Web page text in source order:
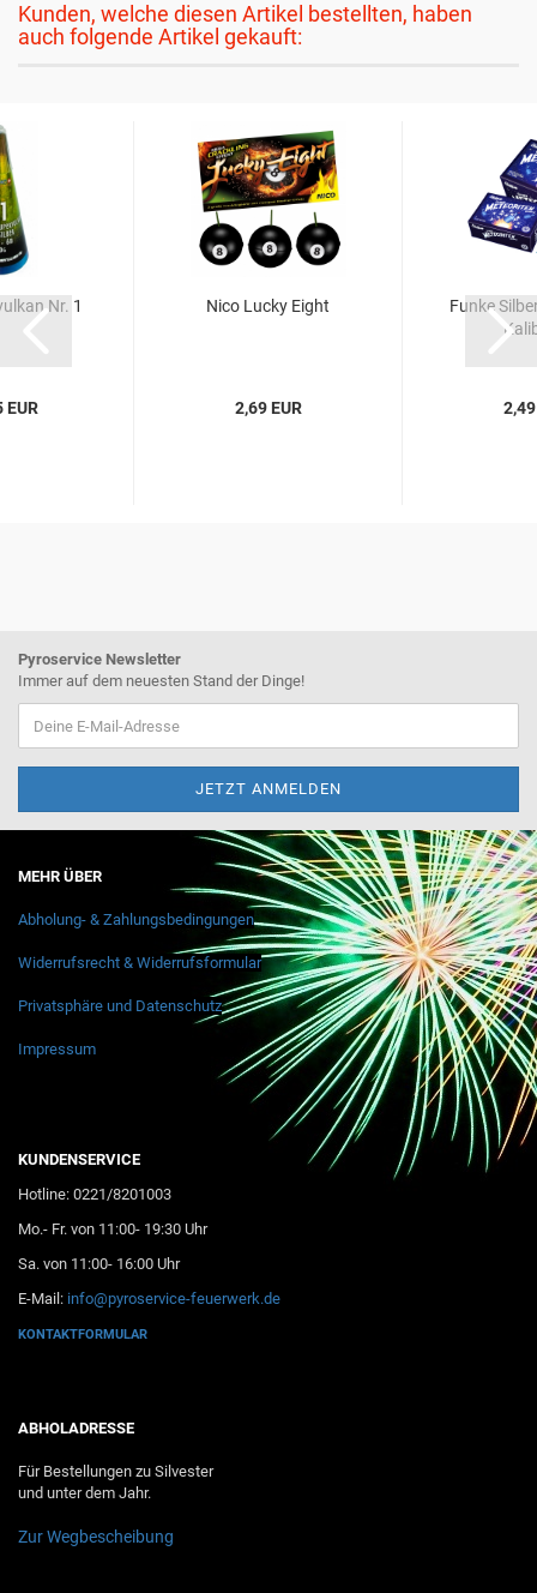
Kunden, welche diesen Artikel bestellten, haben
auch folgende Artikel gekauft:
Nr. 1
EUR
Nico Lucky Eight
2,69 EUR
Funke
2,49
Pyroservice Newsletter
Immer auf dem neuesten Stand der Dinge!
MEHR ÜBER
Abholung- & Zahlungsbedingungen
Widerrufsrecht & Widerrufsformular
Privatsphäre und Datenschutz
Impressum
KUNDENSERVICE
Hotline: 0221/8201003
Mo.- Fr. von 11:00- 19:30 Uhr
Sa. von 11:00- 16:00 Uhr
E-Mail: info@pyroservice-feuerwerk.de
KONTAKTFORMULAR
ABHOLADRESSE
Für Bestellungen zu Silvester
und unter dem Jahr.
Zur Wegbescheibung